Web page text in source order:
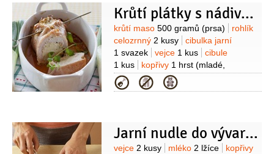
(mletý)
Krůtí plátky s nádivkou
Suroviny
krůtí maso 500 gramů (prsa)
rohlík
celozrnný 2 kusy
cibulka jarní
1 svazek
vejce 1 kus
cibule
1 kus
kopřivy 1 hrst (mladé,
nasekané )
brusinky
(sušené)
muškátový květ sůl
Kategorie
Jarní nudle do vývarové polévky
vejce 2 kusy mléko 2 lžíce
kopřivy